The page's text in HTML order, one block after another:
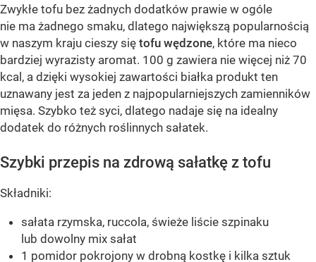
Zwykłe tofu bez żadnych dodatków prawie w ogóle
nie ma żadnego smaku, dlatego największą popularnością
w naszym kraju cieszy się tofu wędzone, które ma nieco
bardziej wyrazisty aromat. 100 g zawiera nie więcej niż 70
kcal, a dzięki wysokiej zawartości białka produkt ten
uznawany jest za jeden z najpopularniejszych zamienników
mięsa. Szybko też syci, dlatego nadaje się na idealny
dodatek do różnych roślinnych sałatek.
Szybki przepis na zdrową sałatkę z tofu
Składniki:
sałata rzymska, ruccola, świeże liście szpinaku
lub dowolny mix sałat
1 pomidor pokrojony w drobną kostkę i kilka sztuk